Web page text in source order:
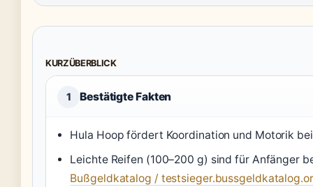
KURZÜBERBLICK
1 Bestätigte Fakten
Hula Hoop fördert Koordination und Motorik
Leichte Reifen (100–200 g) sind für Anfänger
Bußgeldkatalog /